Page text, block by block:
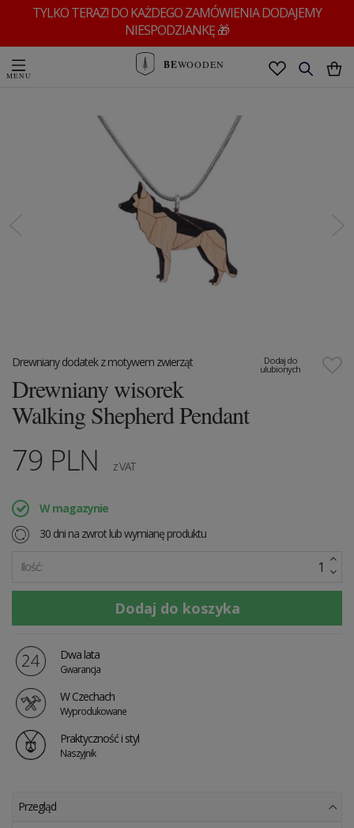
TYLKO TERAZ! DO KAŻDEGO ZAMÓWIENIA DODAJEMY
NIESPODZIANKĘ 🎁
BEWOODEN
Dodaj do
ulubionych
Drewniany dodatek z motywem zwierząt
Drewniany wisorek
Walking Shepherd Pendant
79 PLN z VAT
W magazynie
30 dni na zwrot lub wymianę produktu
Ilość:
Dwa lata
Gwarancja
W Czechach
Wyprodukowane
Praktyczność i styl
Naszyjnik
Przegląd